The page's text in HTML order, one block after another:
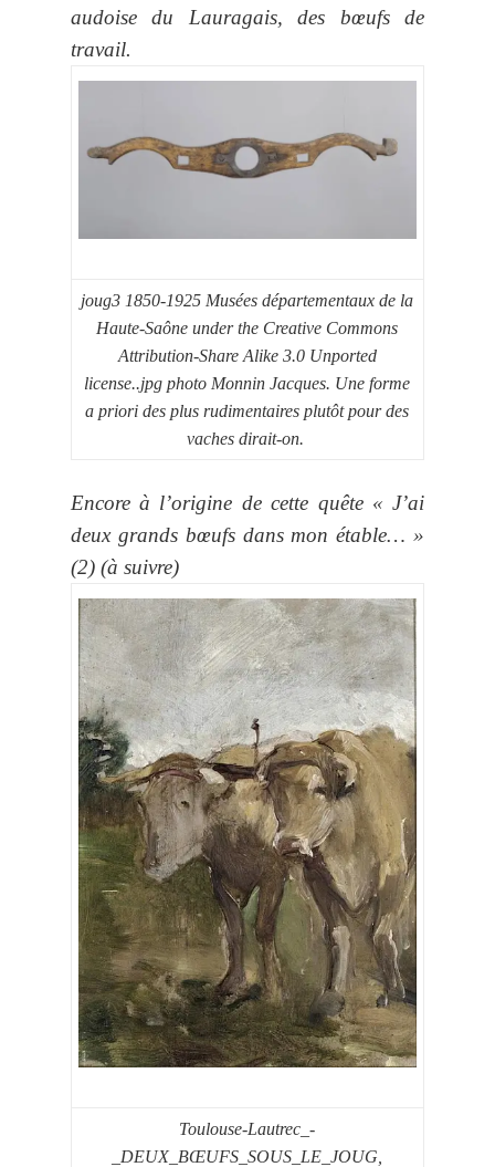
audoise du Lauragais, des bœufs de
travail.
joug3 1850-1925 Musées départementaux de la
Haute-Saône under the Creative Commons
Attribution-Share Alike 3.0 Unported
license..jpg photo Monnin Jacques. Une forme
a priori des plus rudimentaires plutôt pour des
vaches dirait-on.
Encore à l’origine de cette quête « J’ai
deux grands bœufs dans mon étable… »
(2) (à suivre)
Toulouse-Lautrec_-
_DEUX_BŒUFS_SOUS_LE_JOUG,